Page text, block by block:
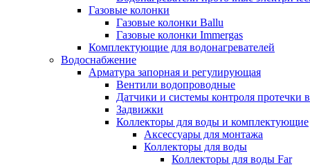
Газовые колонки
Газовые колонки Ballu
Газовые колонки Immergas
Комплектующие для водонагревателей
Водоснабжение
Арматура запорная и регулирующая
Вентили водопроводные
Датчики и системы контроля протечки
Задвижки
Коллекторы для воды и комплектующие
Аксессуары для монтажа
Коллекторы для воды
Коллекторы для воды Far